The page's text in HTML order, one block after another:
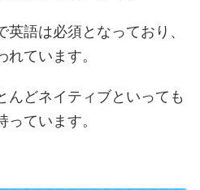
語は必須となっており、
ています。
んどネイティブといっても
ています。